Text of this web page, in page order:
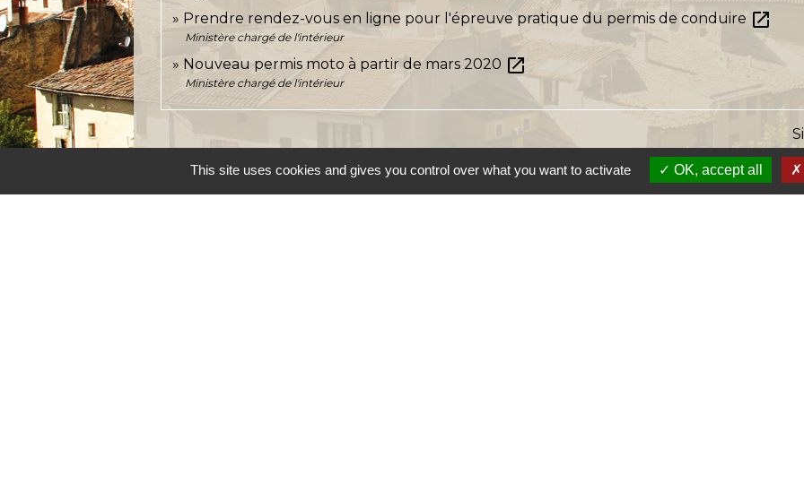
Prendre rendez-vous en ligne pour l'épreuve pratique du permis de conduire open_in_new
Ministère chargé de l'intérieur
Nouveau permis moto à partir de mars 2020 open_in_new
Ministère chargé de l'intérieur
This site uses cookies and gives you control over what you want to activate OK, accept all